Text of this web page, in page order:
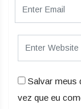
Salvar meus
vez que eu